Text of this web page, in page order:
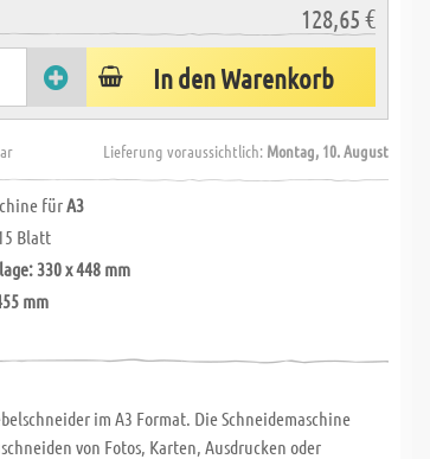
128,65 €
In den Warenkorb
Lieferung voraussichtlich: Montag, 10. August
fürA3
Blatt
330 x 448 mm
mm
im A3 Format. Die Schneidemaschine
von Fotos, Karten, Ausdrucken oder